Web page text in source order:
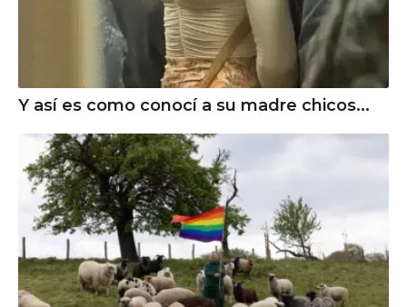
Y así es como conocí a su madre chicos...